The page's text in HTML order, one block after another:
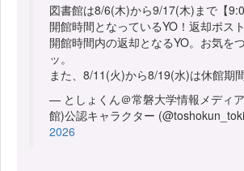
図書館は8/6(木)から9/17(木)まで【
開館時間となっているYO！返却ポス
開館時間内の返却となるYO。お気を
ッ。
また、8/11(火)から8/19(水)は休館期
— としょくん＠常磐大学情報メディ
館)公認キャラクター
2026